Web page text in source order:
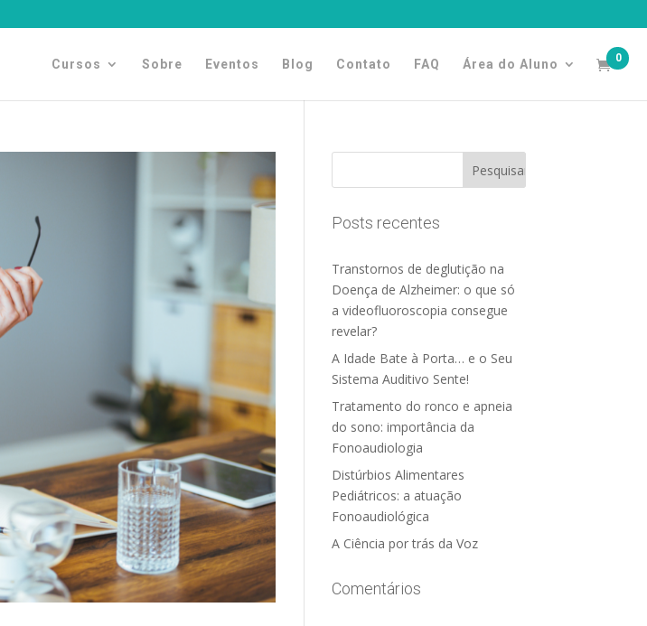
Cursos Sobre Eventos Blog Contato FAQ Área do Aluno 0
Posts recentes
Transtornos de deglutição na
Doença de Alzheimer: o que só
a videofluoroscopia consegue
revelar?
A Idade Bate à Porta… e o Seu
Sistema Auditivo Sente!
Tratamento do ronco e apneia
do sono: importância da
Fonoaudiologia
Distúrbios Alimentares
Pediátricos: a atuação
Fonoaudiológica
A Ciência por trás da Voz
Comentários